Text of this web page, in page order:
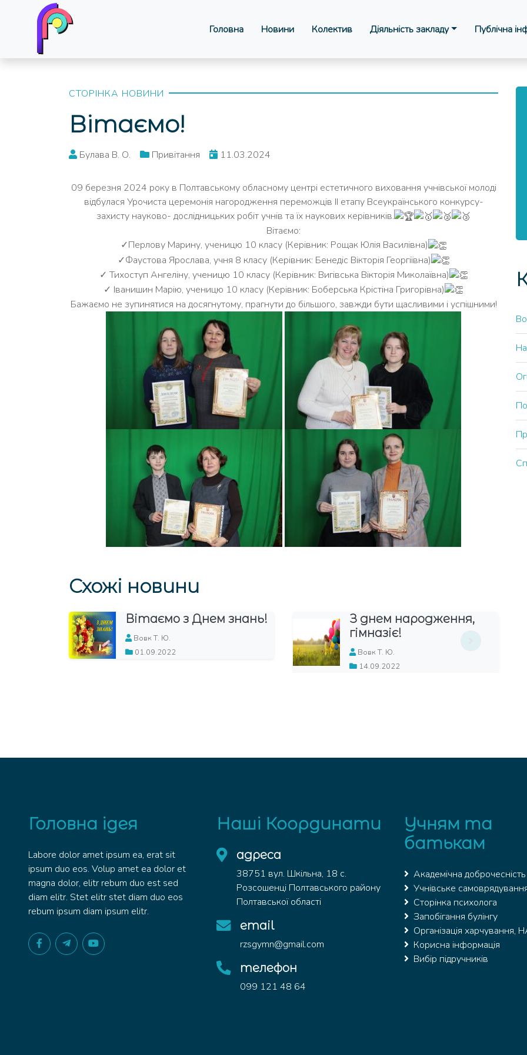
Головна Новини Колектив Діяльність закладу Публічна
СТОРІНКА НОВИНИ
Вітаємо!
Булава В. О. Привітання 11.03.2024
09 березня 2024 року в Полтавському обласному центрі естетичного виховання учнівської молоді
відбулася Урочиста церемонія нагородження переможців ІІ етапу Всеукраїнського конкурсу-
захисту науково- дослідницьких робіт учнів та їх наукових керівників.
Вітаємо:
✓Перлову Марину, ученицю 10 класу (Керівник: Рощак Юлія Василівна)
✓Фаустова Ярослава, учня 8 класу (Керівник: Бенедіс Вікторія Георгіївна)
✓ Тихоступ Ангеліну, ученицю 10 класу (Керівник: Вигівська Вікторія Миколаївна)
✓ Іванишин Марію, ученицю 10 класу (Керівник: Боберська Крістіна Григорівна)
Бажаємо не зупинятися на досягнутому, прагнути до більшого, завжди бути щасливими і успішними!
Схожі новини
Вітаємо з Днем знань!
З днем народження,
З Днем
Головна ідея
Labore dolor amet ipsum ea, erat sit
ipsum duo eos. Volup amet ea dolor et
magna dolor, elitr rebum duo est sed
diam elitr. Stet elitr stet diam duo eos
rebum ipsum diam ipsum elitr.
Наші Координати
адреса
38751 вул. Шкільна, 18 с.
Розсошенці Полтавського району
Полтавської області
email
rzsgymn@gmail.com
телефон
099 121 48 64
Учням та
батькам
Академічна доброчесність
Учнівське
Сторінка психолога
Запобігання булінгу
Організація харчування,
Корисна інформація
Вибір підручників